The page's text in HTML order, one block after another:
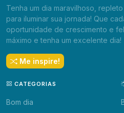
Tenha um dia maravilhoso,
para iluminar sua jornada! Que
oportunidade de crescimento e
máximo e tenha um excelente dia!
Me inspire!
CATEGORIAS
Bom dia